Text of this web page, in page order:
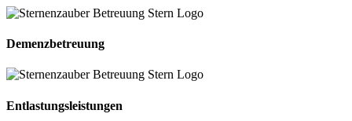
Demenzbetreuung
Entlastungs­leistungen